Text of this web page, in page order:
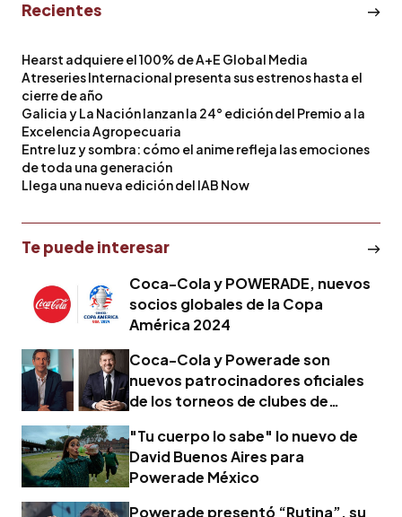
Recientes
Hearst adquiere el 100% de A+E Global Media
Atreseries Internacional presenta sus estrenos hasta el
cierre de año
Galicia y La Nación lanzan la 24° edición del Premio a la
Excelencia Agropecuaria
Entre luz y sombra: cómo el anime refleja las emociones
de toda una generación
Llega una nueva edición del IAB Now
Te puede interesar
Coca-Cola y POWERADE, nuevos
socios globales de la Copa
América 2024
Coca-Cola y Powerade son
nuevos patrocinadores oficiales
de los torneos de clubes de
"Tu cuerpo lo sabe" lo nuevo de
David Buenos Aires para
Powerade México
Powerade presentó “Rutina”, su